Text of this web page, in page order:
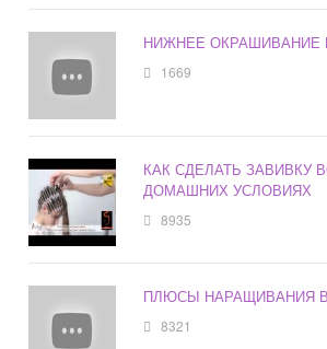
НИЖНЕЕ ОКРАШИВАНИЕ
1669
КАК СДЕЛАТЬ ЗАВИВКУ
ДОМАШНИХ УСЛОВИЯХ
8935
ПЛЮСЫ НАРАЩИВАНИЯ
8321